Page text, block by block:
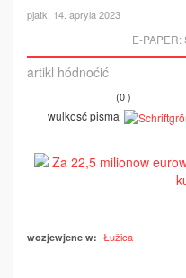
pjatk, 14. apryla 2023
E-PAPER:
artikl hódnoćić
(0 )
wulkosć pisma
wozjewjene w: Łužica